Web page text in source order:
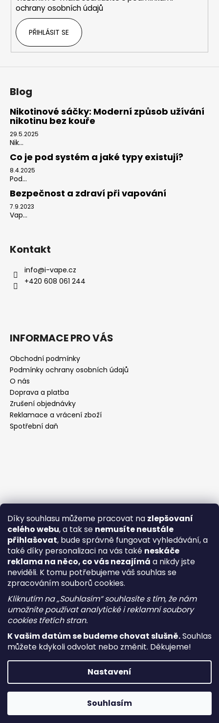
Díky souhlasu můžeme pracovat na zlepšovaní
celého webu, a tak se nemusíte neustále
přihlašovat, bude správně fungovat vyhledávání, a
také díky personalizaci na vás také neskáče
reklama na něco, co vás nezajímá a nikdy jste
neviděli. K tomu potřebujeme váš souhlas se
zpracováním souborů cookies.
Kliknutím na „Souhlasím“ souhlasíte s tím, že nám
umožníte používat analytické i reklamní soubory
cookies třetích stran.
K vašim datům se budeme chovat slušně.Souhlas
můžete kdykoli odvolat nebo změnit. Děkujeme!
Nastavení
Souhlasím
ochrany osobních údajů
PŘIHLÁSIT SE
Blog
Nikotinové sáčky: Moderní způsob užívání
nikotinu bez kouře
29.5.2025
Nik...
Co je pod systém a jaké typy existují?
8.4.2025
Pod...
Bezpečnost a zdraví při vapování
7.9.2023
Vap...
Kontakt
info@i-vape.cz
+420 608 061 244
INFORMACE PRO VÁS
Obchodní podmínky
Podmínky ochrany osobních údajů
O nás
Doprava a platba
Zrušení objednávky
Reklamace a vrácení zboží
Spotřební daň
Vytvořil Shoptet
Copyright 2026i-vape. Všechna práva vyhrazena.Upravit
nastavení cookies